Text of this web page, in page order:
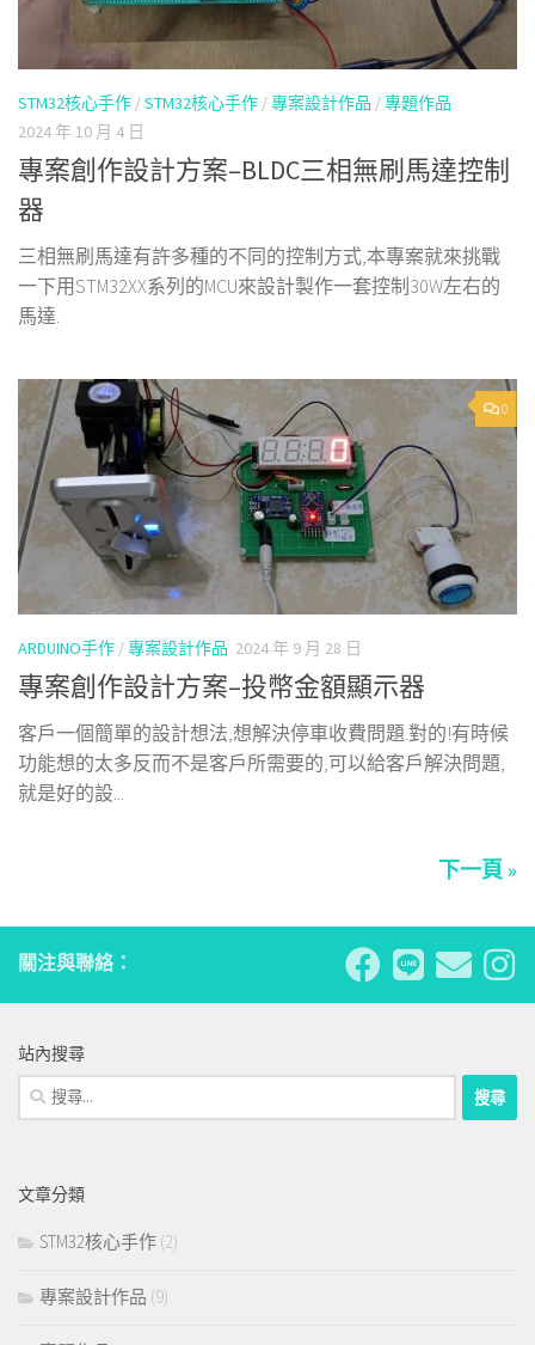
STM32核心手作 /STM32核心手作 /專案設計作品 /專題作品
2024 年 10 月 4 日
專案創作設計方案–BLDC三相無刷馬達控制
器
三相無刷馬達有許多種的不同的控制方式,本專案就來挑戰
一下用STM32XX系列的MCU來設計製作一套控制30W左右的
馬達.
0
ARDUINO手作 /專案設計作品 2024 年 9 月 28 日
專案創作設計方案–投幣金額顯示器
客戶一個簡單的設計想法,想解決停車收費問題.對的!有時候
功能想的太多反而不是客戶所需要的,可以給客戶解決問題,
就是好的設...
下一頁 »
關注與聯絡：
站內搜尋
搜
尋
字:
文章分類
STM32核心手作 (2)
專案設計作品 (9)